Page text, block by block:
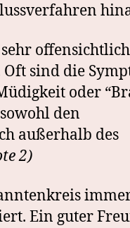
sind die
oder
den
außerhalb des
2)
Ein guter